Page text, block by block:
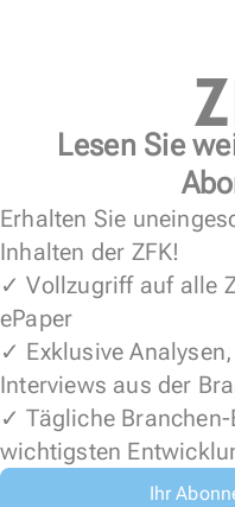
Lesen Sie
Erhalten Sie
Inhalten der ZFK!
✓ Vollzugriff auf alle
ePaper
✓ Exklusive
Interviews aus der
✓ Tägliche
wichtigsten
Ihr